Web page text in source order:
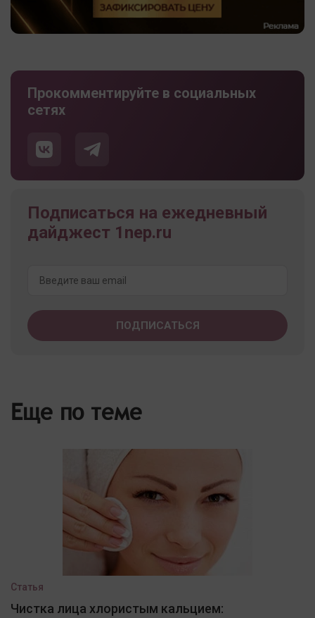
Прокомментируйте в социальных
сетях
Подписаться на ежедневный
дайджест 1nep.ru
Еще по теме
Статья
Чистка лица хлористым кальцием: